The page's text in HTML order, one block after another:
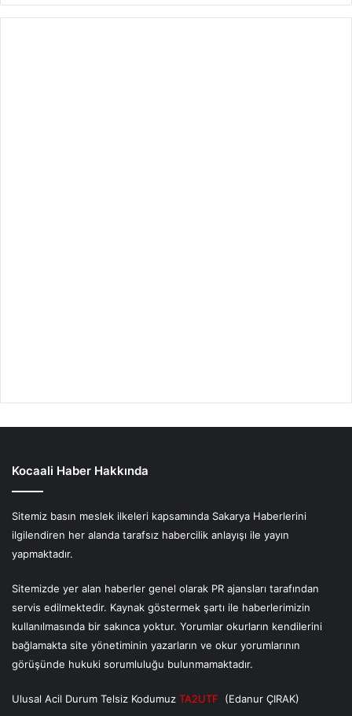
Kocaali Haber Hakkında
Sitemiz basın meslek ilkeleri kapsamında Sakarya Haberlerini
ilgilendiren her alanda tarafsız habercilik anlayışı ile yayın
yapmaktadır.
Sitemizde yer alan haberler genel olarak PR ajansları tarafından
servis edilmektedir. Kaynak göstermek şartı ile haberlerimizin
kullanılmasında bir sakınca yoktur. Yorumlar okurların kendilerini
bağlamakta site yönetiminin yazarların ve okur yorumlarının
görüşünde hukuki sorumluluğu bulunmamaktadır.
Ulusal Acil Durum Telsiz Kodumuz TA2UTF (Edanur ÇIRAK)